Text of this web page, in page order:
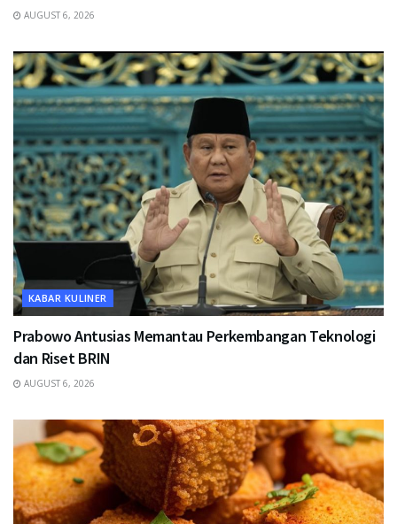
AUGUST 6, 2026
KABAR KULINER
Prabowo Antusias Memantau Perkembangan Teknologi
dan Riset BRIN
AUGUST 6, 2026